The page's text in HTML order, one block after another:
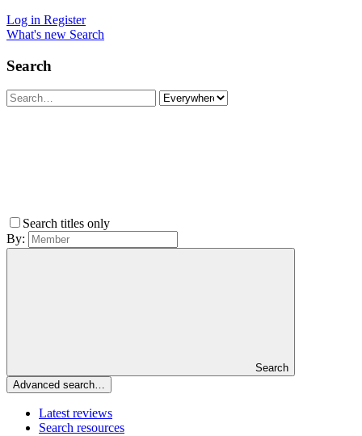
Log in Register
What's new Search
Search
Search titles only
By:
Search
Advanced search…
Latest reviews
Search resources